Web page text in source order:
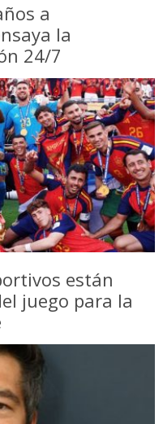
a
la
24/7
están
juego para la